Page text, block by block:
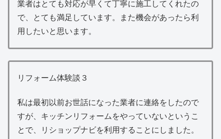
業者はとても対応が早くて丁寧に施工してくれたの
で、とても満足しています。また機会があったら利
用したいと思います。
リフォーム体験談３
私は最初以前お世話になった業者に連絡をしたので
すが、キッチンリフォームをやっていないというこ
とで、リショップナビを利用することにしました。